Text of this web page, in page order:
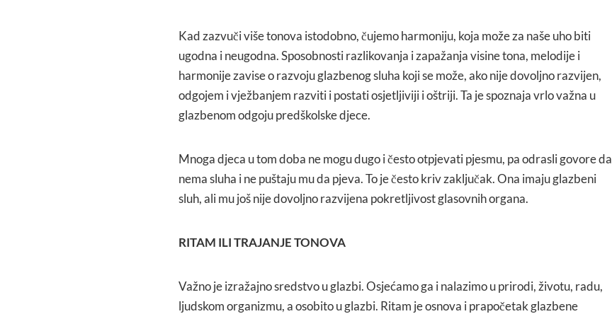
Kad zazvuči više tonova istodobno, čujemo harmoniju, koja može za naše uho biti
ugodna i neugodna. Sposobnosti razlikovanja i zapažanja visine tona, melodije i
harmonije zavise o razvoju glazbenog sluha koji se može, ako nije dovoljno razvijen,
odgojem i vježbanjem razviti i postati osjetljiviji i oštriji. Ta je spoznaja vrlo važna u
glazbenom odgoju predškolske djece.
Mnoga djeca u tom doba ne mogu dugo i često otpjevati pjesmu, pa odrasli govore da
nema sluha i ne puštaju mu da pjeva. To je često kriv zaključak. Ona imaju glazbeni
sluh, ali mu još nije dovoljno razvijena pokretljivost glasovnih organa.
RITAM ILI TRAJANJE TONOVA
Važno je izražajno sredstvo u glazbi. Osjećamo ga i nalazimo u prirodi, životu, radu,
ljudskom organizmu, a osobito u glazbi. Ritam je osnova i prapočetak glazbene